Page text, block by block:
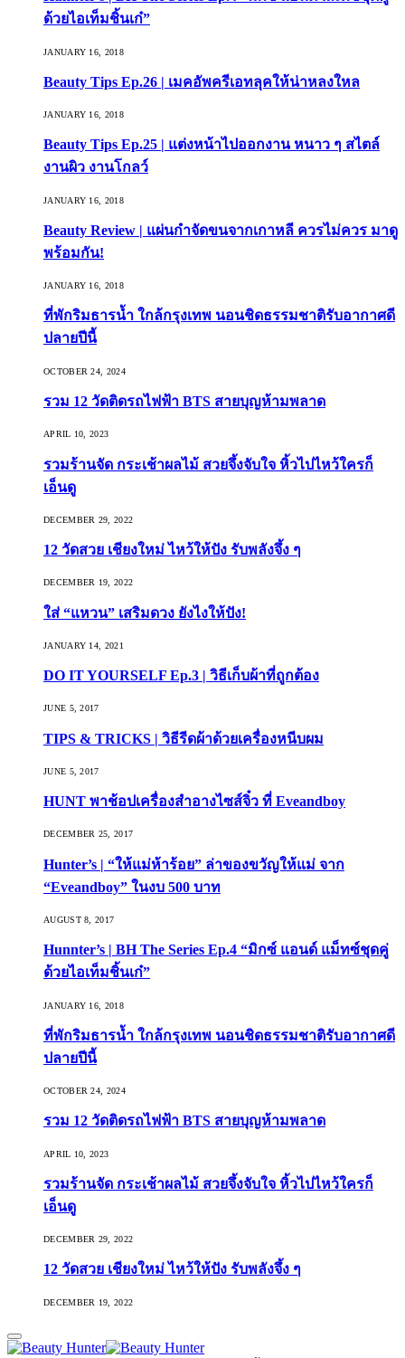
ด้วยไอเท็มชิ้นเก๋”
JANUARY 16, 2018
Beauty Tips Ep.26 | เมคอัพครีเอทลุคให้น่าหลงใหล
JANUARY 16, 2018
Beauty Tips Ep.25 | แต่งหน้าไปออกงาน หนาว ๆ สไตล์
งานผิว งานโกลว์
JANUARY 16, 2018
Beauty Review | แผ่นกำจัดขนจากเกาหลี ควรไม่ควร มาดู
พร้อมกัน!
JANUARY 16, 2018
ที่พักริมธารน้ำ ใกล้กรุงเทพ นอนชิดธรรมชาติรับอากาศดี
ปลายปีนี้
OCTOBER 24, 2024
รวม 12 วัดติดรถไฟฟ้า BTS สายบุญห้ามพลาด
APRIL 10, 2023
รวมร้านจัด กระเช้าผลไม้ สวยจึ้งจับใจ หิ้วไปไหว้ใครก็
เอ็นดู
DECEMBER 29, 2022
12 วัดสวย เชียงใหม่ ไหว้ให้ปัง รับพลังจึ้ง ๆ
DECEMBER 19, 2022
ใส่ “แหวน” เสริมดวง ยังไงให้ปัง!
JANUARY 14, 2021
DO IT YOURSELF Ep.3 | วิธีเก็บผ้าที่ถูกต้อง
JUNE 5, 2017
TIPS & TRICKS | วิธีรีดผ้าด้วยเครื่องหนีบผม
JUNE 5, 2017
HUNT พาช้อปเครื่องสำอางไซส์จิ๋ว ที่ Eveandboy
DECEMBER 25, 2017
Hunter’s | “ให้แม่ห้าร้อย” ล่าของขวัญให้แม่ จาก
“Eveandboy” ในงบ 500 บาท
AUGUST 8, 2017
Hunnter’s | BH The Series Ep.4 “มิกซ์ แอนด์ แม็ทซ์ชุดคู่
ด้วยไอเท็มชิ้นเก๋”
JANUARY 16, 2018
ที่พักริมธารน้ำ ใกล้กรุงเทพ นอนชิดธรรมชาติรับอากาศดี
ปลายปีนี้
OCTOBER 24, 2024
รวม 12 วัดติดรถไฟฟ้า BTS สายบุญห้ามพลาด
APRIL 10, 2023
รวมร้านจัด กระเช้าผลไม้ สวยจึ้งจับใจ หิ้วไปไหว้ใครก็
เอ็นดู
DECEMBER 29, 2022
12 วัดสวย เชียงใหม่ ไหว้ให้ปัง รับพลังจึ้ง ๆ
DECEMBER 19, 2022